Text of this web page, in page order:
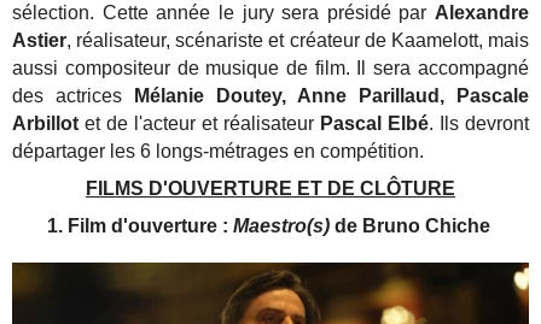
sélection. Cette année le jury sera présidé par Alexandre
Astier, réalisateur, scénariste et créateur de Kaamelott, mais
aussi compositeur de musique de film. Il sera accompagné
des actrices
Mélanie Doutey, Anne Parillaud, Pascale
Arbillot et de l'acteur et réalisateur Pascal Elbé. Ils devront
départager les 6 longs-métrages en compétition.
FILMS D'OUVERTURE ET DE CLÔTURE
1. Film d'ouverture : Maestro(s)de Bruno Chiche